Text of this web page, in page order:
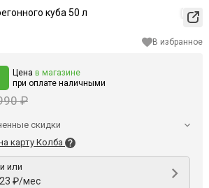
В избранное
Цена в магазине
при оплате наличными
₽
скидки
карту Колба
или
₽/мес